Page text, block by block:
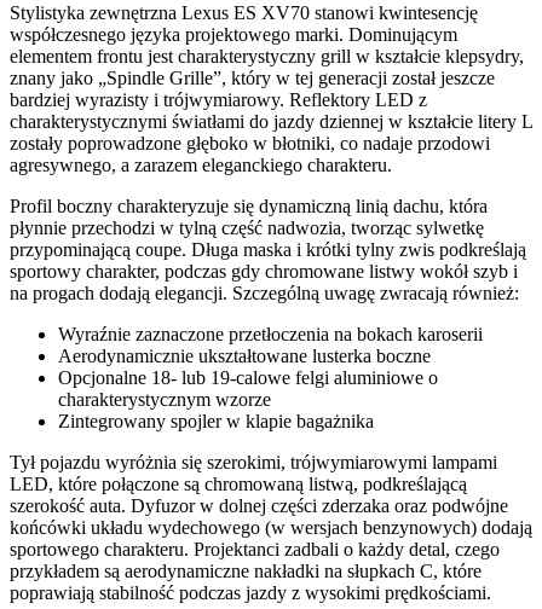
Stylistyka zewnętrzna Lexus ES XV70 stanowi kwintesencję
współczesnego języka projektowego marki. Dominującym
elementem frontu jest charakterystyczny grill w kształcie klepsydry,
znany jako „Spindle Grille”, który w tej generacji został jeszcze
bardziej wyrazisty i trójwymiarowy. Reflektory LED z
charakterystycznymi światłami do jazdy dziennej w kształcie litery L
zostały poprowadzone głęboko w błotniki, co nadaje przodowi
agresywnego, a zarazem eleganckiego charakteru.
Profil boczny charakteryzuje się dynamiczną linią dachu, która
płynnie przechodzi w tylną część nadwozia, tworząc sylwetkę
przypominającą coupe. Długa maska i krótki tylny zwis podkreślają
sportowy charakter, podczas gdy chromowane listwy wokół szyb i
na progach dodają elegancji. Szczególną uwagę zwracają również:
Wyraźnie zaznaczone przetłoczenia na bokach karoserii
Aerodynamicznie ukształtowane lusterka boczne
Opcjonalne 18- lub 19-calowe felgi aluminiowe o
charakterystycznym wzorze
Zintegrowany spojler w klapie bagażnika
Tył pojazdu wyróżnia się szerokimi, trójwymiarowymi lampami
LED, które połączone są chromowaną listwą, podkreślającą
szerokość auta. Dyfuzor w dolnej części zderzaka oraz podwójne
końcówki układu wydechowego (w wersjach benzynowych) dodają
sportowego charakteru. Projektanci zadbali o każdy detal, czego
przykładem są aerodynamiczne nakładki na słupkach C, które
poprawiają stabilność podczas jazdy z wysokimi prędkościami.